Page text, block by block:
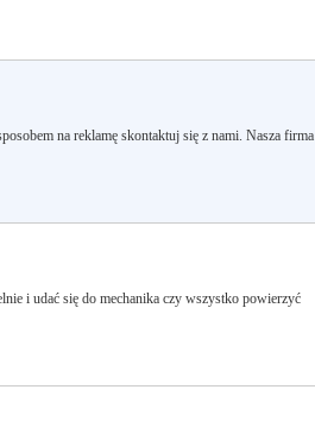
na reklamę skontaktuj się z nami. Nasza firma
i udać się do mechanika czy wszystko powierzyć